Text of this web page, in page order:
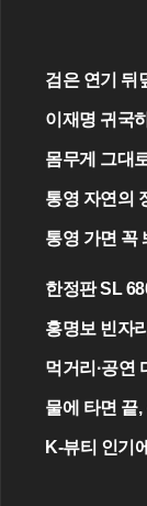
검은 연기 뒤
이재명 귀국
몸무게 그대
통영 자연의
통영 가면 꼭
한정판 SL
홍명보 빈자
먹거리·공연
물에 타면 끝
K-뷰티 인기